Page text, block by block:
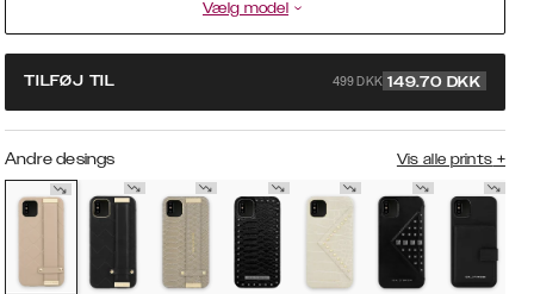
Vælg model
TILFØJ TIL 499 DKK 149.70 DKK
Andre desings Vis alle prints +